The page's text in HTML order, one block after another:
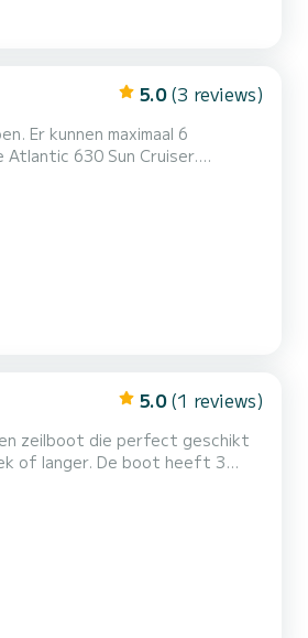
5.0 (3 reviews)
Er kunnen maximaal 6
Atlantic 630 Sun Cruiser.
Ook vanwege het
5.0 (1 reviews)
zeilboot die perfect geschikt
boot heeft 3
is het uw beste bondgenoot